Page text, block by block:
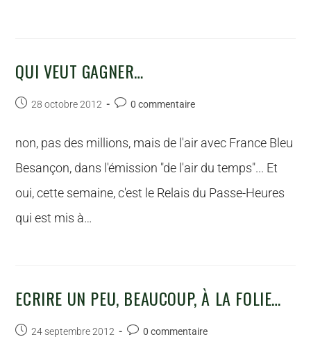
QUI VEUT GAGNER…
28 octobre 2012 0 commentaire
non, pas des millions, mais de l'air avec France Bleu
Besançon, dans l'émission "de l'air du temps"... Et
oui, cette semaine, c'est le Relais du Passe-Heures
qui est mis à…
ECRIRE UN PEU, BEAUCOUP, À LA FOLIE…
24 septembre 2012 0 commentaire